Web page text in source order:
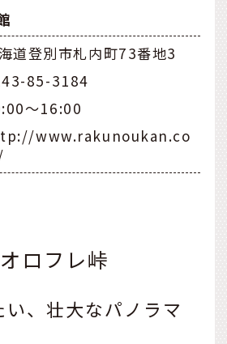
道登別市札内町73番地3
85-3184
～16:00
www.rakunoukan.co
ロフレ峠
、壮大なパノラマ